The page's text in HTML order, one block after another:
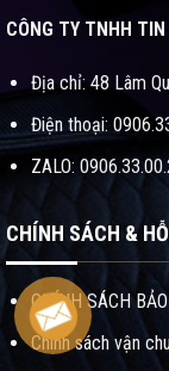
CÔNG TY TNHH
Địa chỉ: 48 Lâm
Điện thoại:
ZALO:
CHÍNH SÁCH &
CHÍNH SÁCH
Chính sách vận